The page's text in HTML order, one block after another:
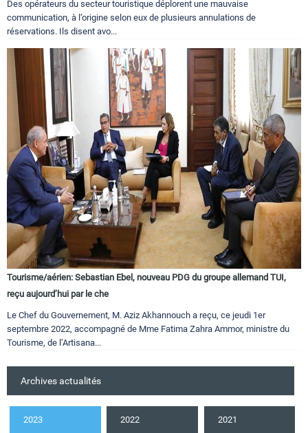
Des opérateurs du secteur touristique déplorent une mauvaise
communication, à l’origine selon eux de plusieurs annulations de
réservations. Ils disent avo...
Tourisme/aérien: Sebastian Ebel, nouveau PDG du groupe allemand TUI,
reçu aujourd’hui par le che
Le Chef du Gouvernement, M. Aziz Akhannouch a reçu, ce jeudi 1er
septembre 2022, accompagné de Mme Fatima Zahra Ammor, ministre du
Tourisme, de l’Artisana...
Archives actualités
2023 2022 2021